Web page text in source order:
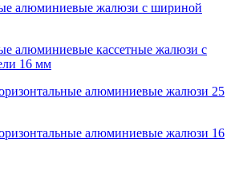
алюминиевые жалюзи с шириной
алюминиевые кассетные жалюзи с
16 мм
алюминиевые жалюзи 25
алюминиевые жалюзи 16